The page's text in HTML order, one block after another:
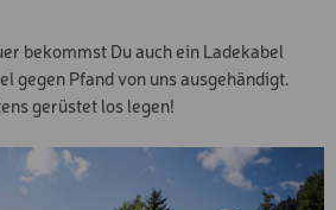
bekommst Du auch ein Ladekabel
gegen Pfand von uns ausgehändigt.
gerüstet los legen!